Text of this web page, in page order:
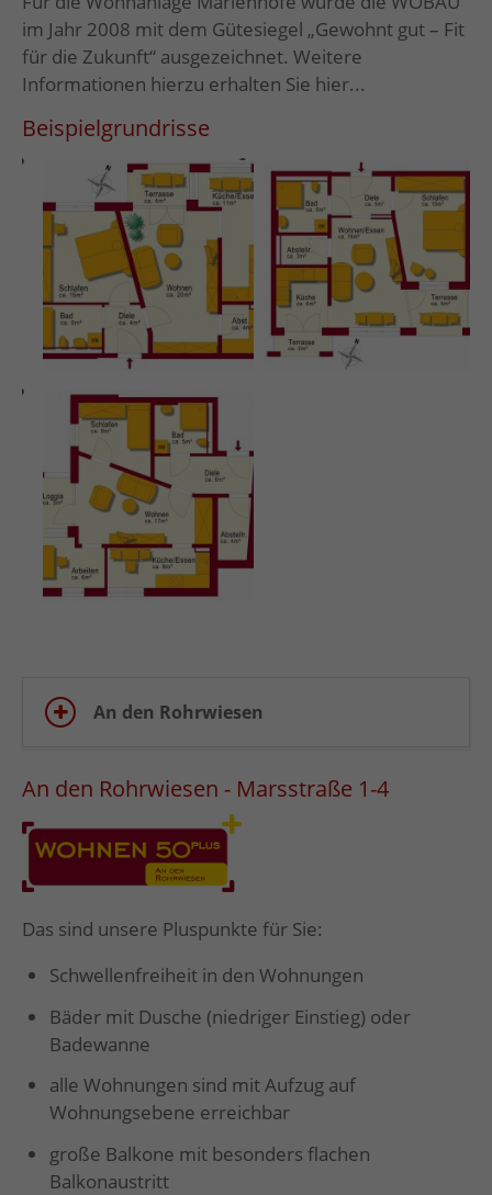
im Jahr 2008 mit dem Gütesiegel „Gewohnt gut – Fit
für die Zukunft“ ausgezeichnet. Weitere
Informationen hierzu erhalten Sie hier...
Beispielgrundrisse
An den Rohrwiesen
An den Rohrwiesen - Marsstraße 1-4
Das sind unsere Pluspunkte für Sie:
Schwellenfreiheit in den Wohnungen
Bäder mit Dusche (niedriger Einstieg) oder
Badewanne
alle Wohnungen sind mit Aufzug auf
Wohnungsebene erreichbar
große Balkone mit besonders flachen
Balkonaustritt